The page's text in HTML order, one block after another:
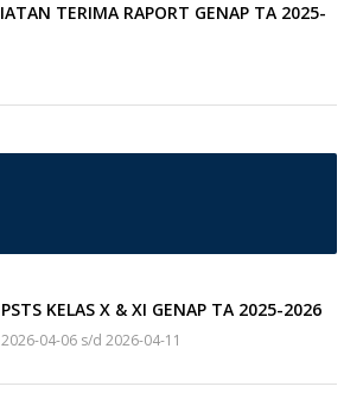
TERIMA RAPORT GENAP TA 2025-
PSTS KELAS X & XI GENAP TA 2025-2026
2026-04-06 s/d 2026-04-11